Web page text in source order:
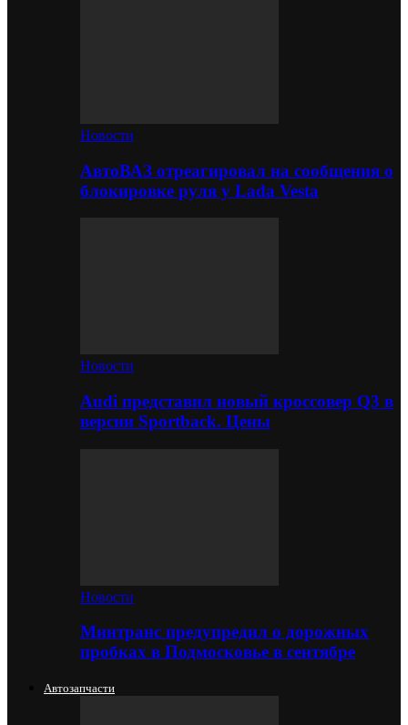
Новости
АвтоВАЗ отреагировал на сообщения о
блокировке руля у Lada Vesta
Новости
Audi представил новый кроссовер Q3 в
версии Sportback. Цены
Новости
Минтранс предупредил о дорожных
пробках в Подмосковье в сентябре
Автозапчасти